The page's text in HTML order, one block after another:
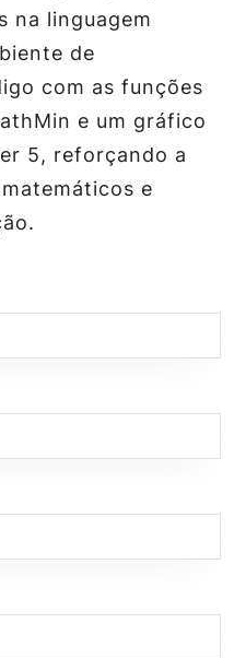
na linguagem
de
com as funções
e um gráfico
5, reforçando a
e